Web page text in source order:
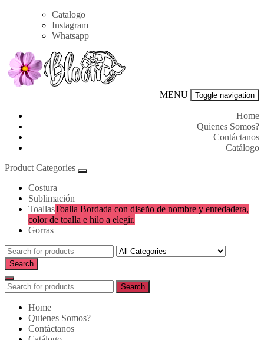
Catalogo
Instagram
Whatsapp
MENU Toggle navigation
Home
Quienes Somos?
Contáctanos
Catálogo
Product Categories
Costura
Sublimación
ToallasToalla Bordada con diseño de nombre y enredadera,
color de toalla e hilo a elegir.
Gorras
Search
for:
Search
Search
for:
Search
Home
Quienes Somos?
Contáctanos